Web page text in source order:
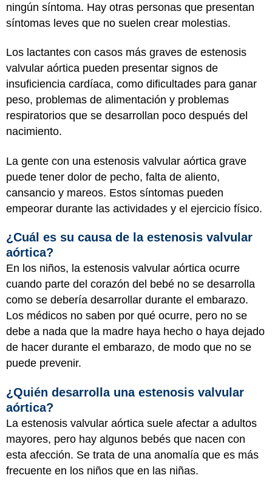
ningún síntoma. Hay otras personas que presentan
síntomas leves que no suelen crear molestias.
Los lactantes con casos más graves de estenosis
valvular aórtica pueden presentar signos de
insuficiencia cardíaca, como dificultades para ganar
peso, problemas de alimentación y problemas
respiratorios que se desarrollan poco después del
nacimiento.
La gente con una estenosis valvular aórtica grave
puede tener dolor de pecho, falta de aliento,
cansancio y mareos. Estos síntomas pueden
empeorar durante las actividades y el ejercicio físico.
¿Cuál es su causa de la estenosis valvular
aórtica?
En los niños, la estenosis valvular aórtica ocurre
cuando parte del corazón del bebé no se desarrolla
como se debería desarrollar durante el embarazo.
Los médicos no saben por qué ocurre, pero no se
debe a nada que la madre haya hecho o haya dejado
de hacer durante el embarazo, de modo que no se
puede prevenir.
¿Quién desarrolla una estenosis valvular
aórtica?
La estenosis valvular aórtica suele afectar a adultos
mayores, pero hay algunos bebés que nacen con
esta afección. Se trata de una anomalía que es más
frecuente en los niños que en las niñas.